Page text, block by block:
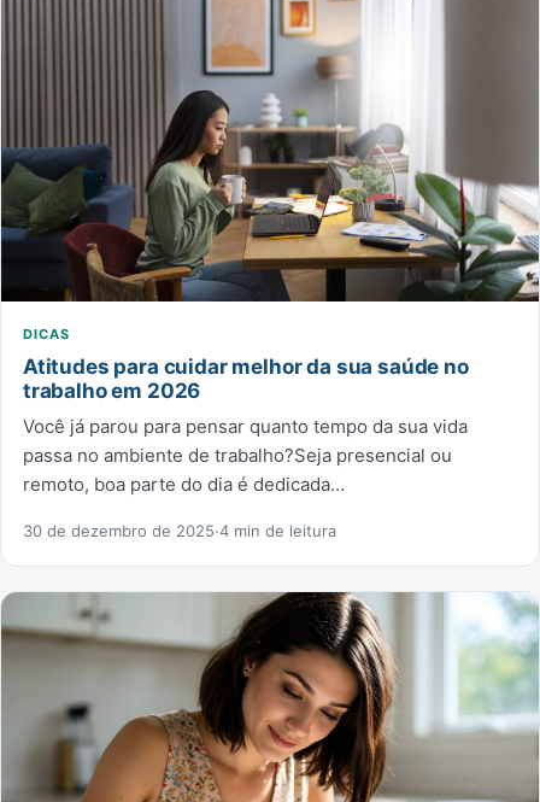
DICAS
Atitudes para cuidar melhor da sua saúde no
trabalho em 2026
Você já parou para pensar quanto tempo da sua vida
passa no ambiente de trabalho?Seja presencial ou
remoto, boa parte do dia é dedicada…
30 de dezembro de 2025·4 min de leitura